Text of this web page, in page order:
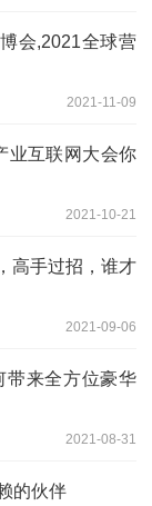
会,2021全球营
2021-11-09
业互联网大会你
2021-10-21
高手过招，谁才
2021-09-06
带来全方位豪华
2021-08-31
的伙伴